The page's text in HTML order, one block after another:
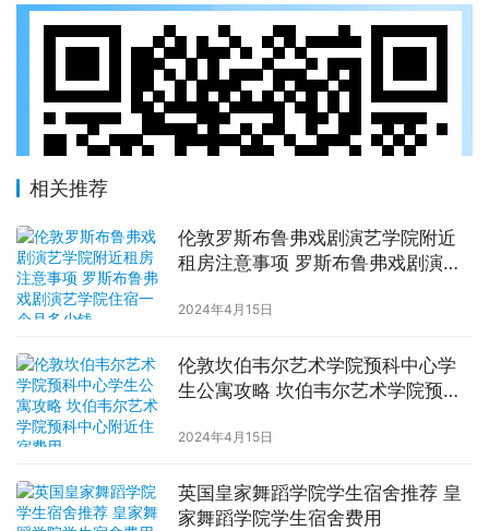
相关推荐
伦敦罗斯布鲁弗戏剧演艺学院附近
租房注意事项 罗斯布鲁弗戏剧演艺
2024年4月15日
伦敦坎伯韦尔艺术学院预科中心学
生公寓攻略 坎伯韦尔艺术学院预科
2024年4月15日
英国皇家舞蹈学院学生宿舍推荐 皇
家舞蹈学院学生宿舍费用